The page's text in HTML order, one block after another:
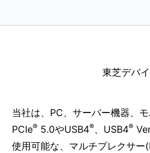
東芝デバ
当社は、PC、サーバー機器、
PCIe® 5.0やUSB4®、USB4®
使用可能な、マルチプレクサ